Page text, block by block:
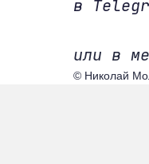
в
или в
© Николай